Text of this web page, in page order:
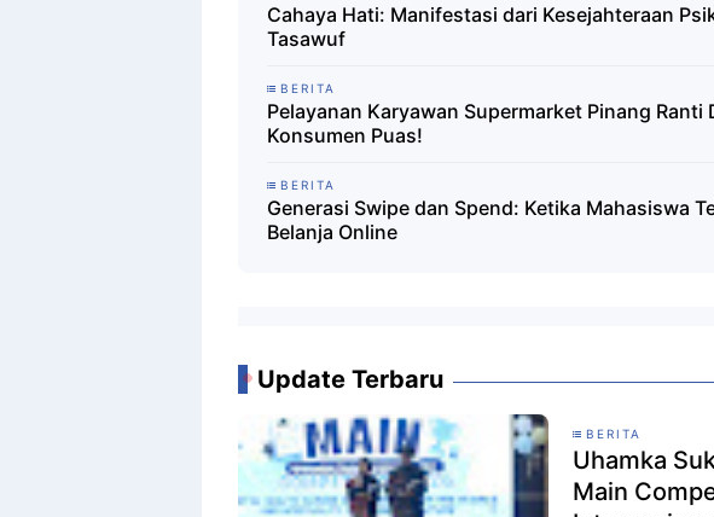
Cahaya Hati: Manifestasi dari Kesejahteraan
Tasawuf
BERITA
Pelayanan Karyawan Supermarket Pinang Ranti
Konsumen Puas!
BERITA
Generasi Swipe dan Spend: Ketika Mahasiswa
Belanja Online
Update Terbaru
BERITA
Uhamka
Main